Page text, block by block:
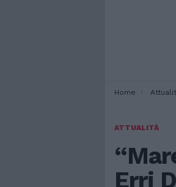
You are here:
Home
ATTUALITÀ
Erri